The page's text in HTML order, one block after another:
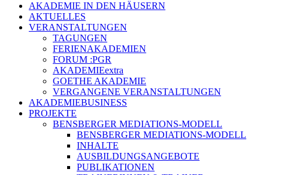
AKADEMIE IN DEN HÄUSERN
AKTUELLES
VERANSTALTUNGEN
TAGUNGEN
FERIENAKADEMIEN
FORUM :PGR
AKADEMIEextra
GOETHE AKADEMIE
VERGANGENE VERANSTALTUNGEN
AKADEMIEBUSINESS
PROJEKTE
BENSBERGER MEDIATIONS-MODELL
BENSBERGER MEDIATIONS-MODELL
INHALTE
AUSBILDUNGSANGEBOTE
PUBLIKATIONEN